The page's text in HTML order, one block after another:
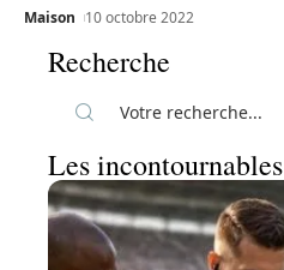
Maison 10 octobre 2022
Recherche
Les incontournables